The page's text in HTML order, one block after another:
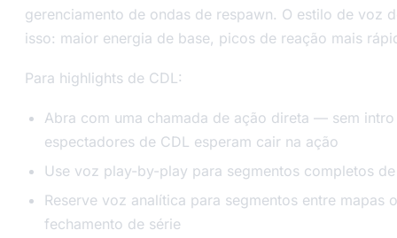
gerenciamento de ondas de respawn. O estilo de voz
isso: maior energia de base, picos de reação mais
Para highlights de CDL:
Abra com uma chamada de ação direta — sem
espectadores de CDL esperam cair na ação
Use voz play-by-play para segmentos completos
Reserve voz analítica para segmentos entre mapas
fechamento de série